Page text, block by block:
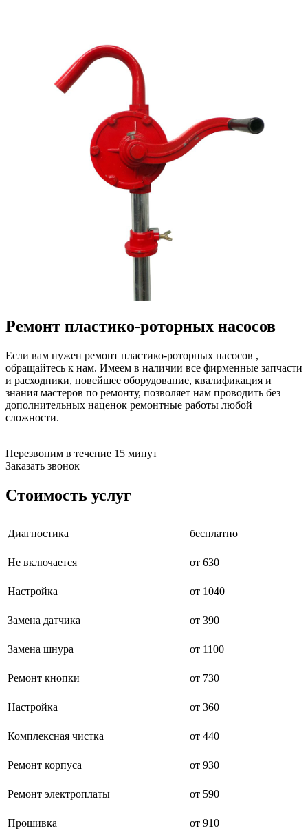
авто акустики, автомобильной акустики
авто мониторов
автохолодильников
автокондиционера
автоматики для генераторов
автоматики управления
автоматики вентустановок
автомобильных телевизоров
автомоек
автотрансформаторов
бактерицидной лампы
беговых дорожек
бензогенераторов
беспроводных систем мониторинга
беспроводных систем презентаций
безменов
биноклей
блендеров
блинниц
блоков автоматики насосов
блоков диспетчеризации
блоков управления
бойлеров
брудеров
буклетмейкеров
cd проигрывателей
часов настенных
чековых принтеров
дальномеров
датчиков температуры
дельташлифмашин
держателей с беспроводной зарядкой
Ремонт пластико-роторных насосов
Если вам нужен ремонт пластико-роторных насосов ,
обращайтесь к нам. Имеем в наличии все фирменные запчасти
и расходники, новейшее оборудование, квалификация и
знания мастеров по ремонту, позволяет нам проводить без
дополнительных наценок ремонтные работы любой
сложности.
Перезвоним в течение 15 минут
Заказать звонок
Стоимость услуг
Диагностика бесплатно
Не включается от 630
Настройка от 1040
Замена датчика от 390
Замена шнура от 1100
Ремонт кнопки от 730
Настройка от 360
Комплексная чистка от 440
Ремонт корпуса от 930
Ремонт электроплаты от 590
Прошивка от 910